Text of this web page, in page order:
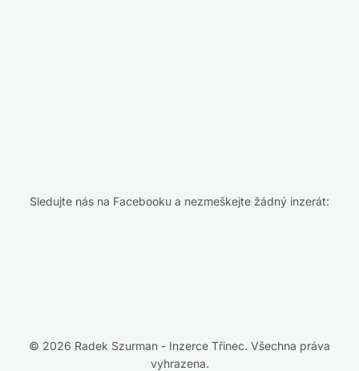
Sledujte nás na Facebooku a nezmeškejte žádný inzerát:
© 2026 Radek Szurman - Inzerce Třinec. Všechna práva
vyhrazena.